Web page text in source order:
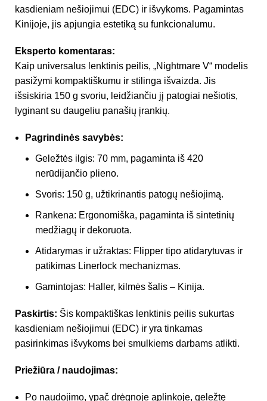
kasdieniam nešiojimui (EDC) ir išvykoms. Pagamintas
Kinijoje, jis apjungia estetiką su funkcionalumu.
Eksperto komentaras:
Kaip universalus lenktinis peilis, „Nightmare V“ modelis
pasižymi kompaktiškumu ir stilinga išvaizda. Jis
išsiskiria 150 g svoriu, leidžiančiu jį patogiai nešiotis,
lyginant su daugeliu panašių įrankių.
Pagrindinės savybės:
Geležtės ilgis: 70 mm, pagaminta iš 420
nerūdijančio plieno.
Svoris: 150 g, užtikrinantis patogų nešiojimą.
Rankena: Ergonomiška, pagaminta iš sintetinių
medžiagų ir dekoruota.
Atidarymas ir užraktas: Flipper tipo atidarytuvas ir
patikimas Linerlock mechanizmas.
Gamintojas: Haller, kilmės šalis – Kinija.
Paskirtis: Šis kompaktiškas lenktinis peilis sukurtas
kasdieniam nešiojimui (EDC) ir yra tinkamas
pasirinkimas išvykoms bei smulkiems darbams atlikti.
Priežiūra / naudojimas:
Po naudojimo, ypač drėgnoje aplinkoje, geležtę